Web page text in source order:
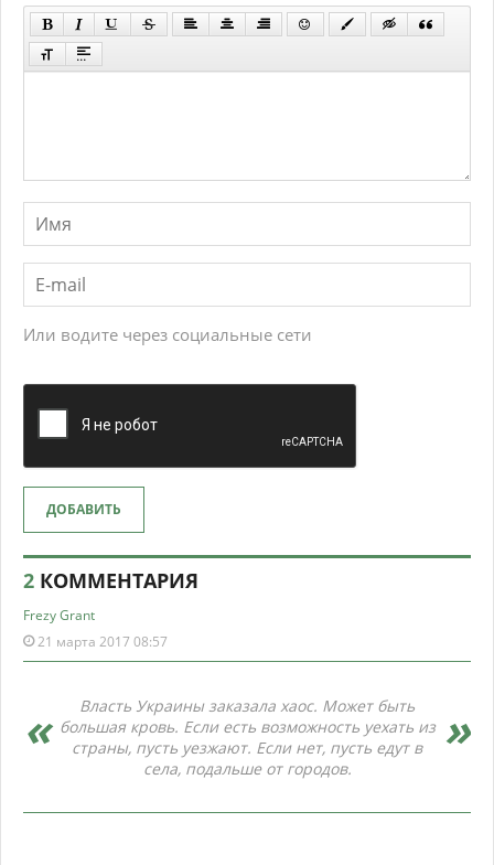
Или водите через социальные сети
ДОБАВИТЬ
2 КОММЕНТАРИЯ
Frezy Grant
21 марта 2017 08:57
Власть Украины заказала хаос. Может быть
большая кровь. Если есть возможность уехать из
страны, пусть уезжают. Если нет, пусть едут в
села, подальше от городов.